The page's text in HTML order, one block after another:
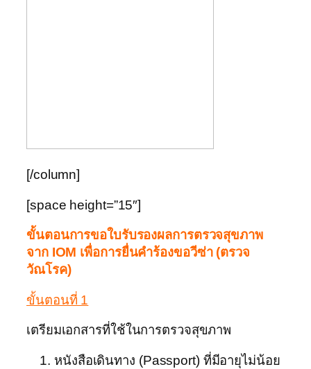
[/column]
[space height=”15″]
ขั้นตอนการขอใบรับรองผลการตรวจสุขภาพ
จาก IOM เพื่อการยื่นคำร้องขอวีซ่า (ตรวจ
วัณโรค)
ขั้นตอนที่ 1
เตรียมเอกสารที่ใช้ในการตรวจสุขภาพ
หนังสือเดินทาง (Passport) ที่มีอายุไม่น้อย